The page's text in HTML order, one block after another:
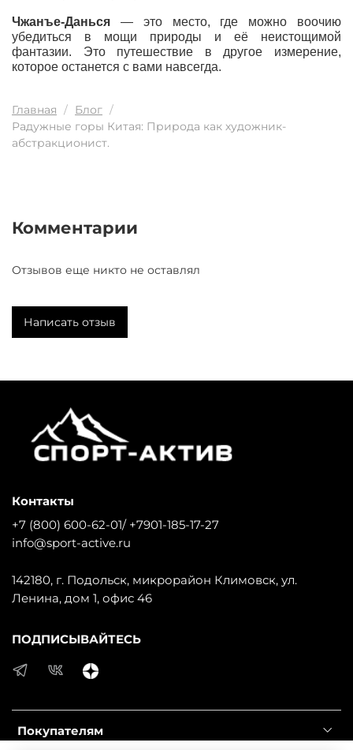
Чжанъе-Данься — это место, где можно воочию
убедиться в мощи природы и её неистощимой
фантазии. Это путешествие в другое измерение,
которое останется с вами навсегда.
Главная
Блог
Радужные горы Китая: Природа как художник-
абстракционист.
Комментарии
Отзывов еще никто не оставлял
Написать отзыв
Покупателям
Контакты
+7 (800) 600-62-01/ +7901-185-17-27
info@sport-active.ru
142180, г. Подольск, микрорайон Климовск, ул.
Ленина, дом 1, офис 46
ПОДПИСЫВАЙТЕСЬ